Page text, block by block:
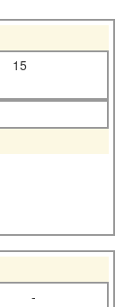
15
-